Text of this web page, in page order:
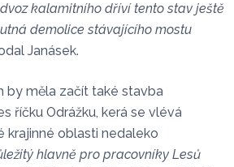
kalamitního dříví tento stav ještě
demolice stávajícího mostu
Janásek.
by měla začít také stavba
říčku Odrážku, kerá se vlévá
krajinné oblasti nedaleko
hlavně pro pracovníky Lesů